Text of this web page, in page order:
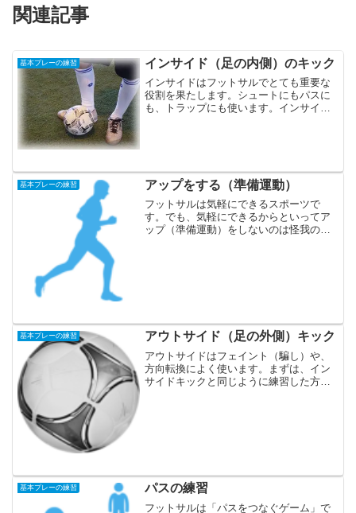
関連記事
基本プレーの練習 インサイド（足の内側）のキック
インサイドはフットサルでとても重要な
役割を果たします。シュートにもパスに
も、トラップにも使います。インサイド
基本プレーの練習 アップをする（準備運動）
フットサルは気軽にできるスポーツで
す。でも、気軽にできるからといってア
ップ（準備運動）をしないのは怪我のも
基本プレーの練習 アウトサイド（足の外側）キック
アウトサイドはフェイント（騙し）や、
方向転換によく使います。まずは、イン
サイドキックと同じように練習した方が
基本プレーの練習 パスの練習
フットサルは「パスをつなぐゲーム」で